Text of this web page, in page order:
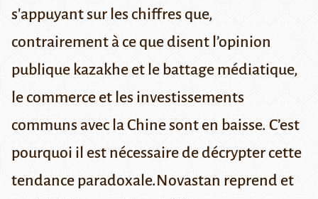
s'appuyant sur les chiffres que,
contrairement à ce que disent l’opinion
publique kazakhe et le battage médiatique,
le commerce et les investissements
communs avec la Chine sont en baisse. C’est
pourquoi il est nécessaire de décrypter cette
tendance paradoxale.Novastan reprend et